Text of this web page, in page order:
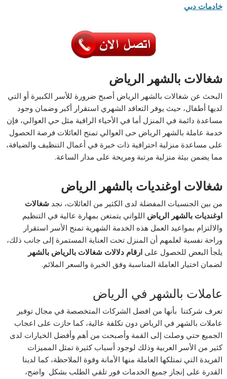
خادمات دبي
شغالات بالشهر الرياض
البحث عن شغالات بالشهر الرياض أصبح ضرورة للأسر الكبيرة أو التي
لديها أطفال، حيث يوفر التعاقد الشهري استقرار أكبر وضمان وجود
مساعدة دائمة في المنزل أما في الأحياء الراقية مثل حي العوالي، فإن
خدمة عاملة بالشهر الرياض حى العوالي تمنح العائلات فرصة الحصول
على مساعدة منزلية احترافية ذات خبرة في أعمال التنظيف والضيافة،
مما يضمن بيئة منزلية مرتبة ومريحة على مدار الساعة.
شغالات اوغنديات بالشهر الرياض
من بين الجنسيات المفضلة لدى الكثير من العائلات، نجد شغالات
اوغنديات بالشهر الرياض اللواتي يتمتعن بمهارة عالية في التنظيم
والالتزام بمواعيد العمل هذه الخدمة الشهرية تمنح الأسر استقرار
وراحة نفسية لعلمهم أن المنزل تحت العناية المستمرة إلى جانب ذلك،
يلجأ البعض للحصول علىارقام دلالات شغالات بالرياض بالشهر
لضمان اختيار العاملة المناسبة وفق الخبرة والسعر الملائم.
عاملات بالشهر في الرياض
تعرف شركتنا بأنها من افضل الشركات المتخصصة في مجال توفير
عاملات بالشهر في الرياض دون تكلفة عالية، كما حازت على اعجاب
الجميع حتي وصلت إلى القمة وأصبحت من أهم وأفضل الخيارات لدى
كثير من الأسر العربية وذلك لوجود أسباب كثيرة تمثل المميزات
الفريدة التي تمتلكها العاملة منها الأمانة وقوة الملاحظة، كما لدينا
القدرة على إنجاز جميع الخدمات فور تلقي الطلب بشكل واضح،